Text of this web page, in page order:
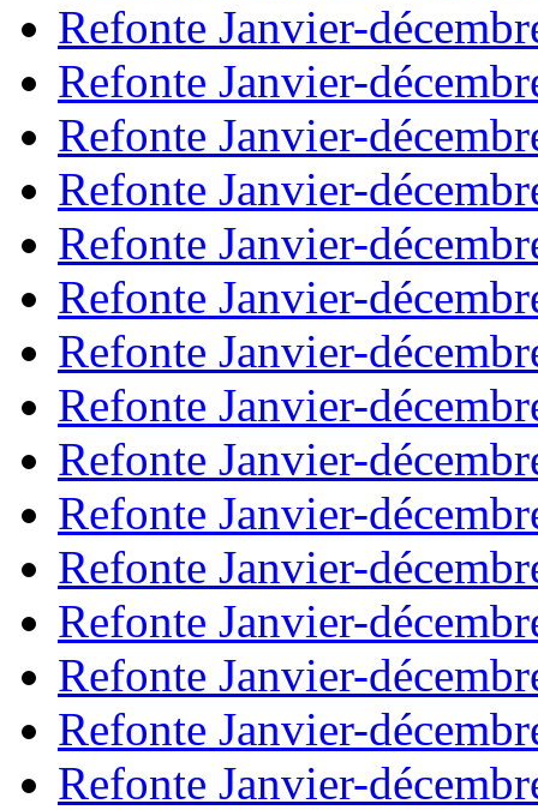
Refonte Janvier-
Refonte Janvier-
Refonte Janvier-
Refonte Janvier-
Refonte Janvier-
Refonte Janvier-
Refonte Janvier-
Refonte Janvier-
Refonte Janvier-
Refonte Janvier-
Refonte Janvier-
Refonte Janvier-
Refonte Janvier-
Refonte Janvier-
Refonte Janvier-